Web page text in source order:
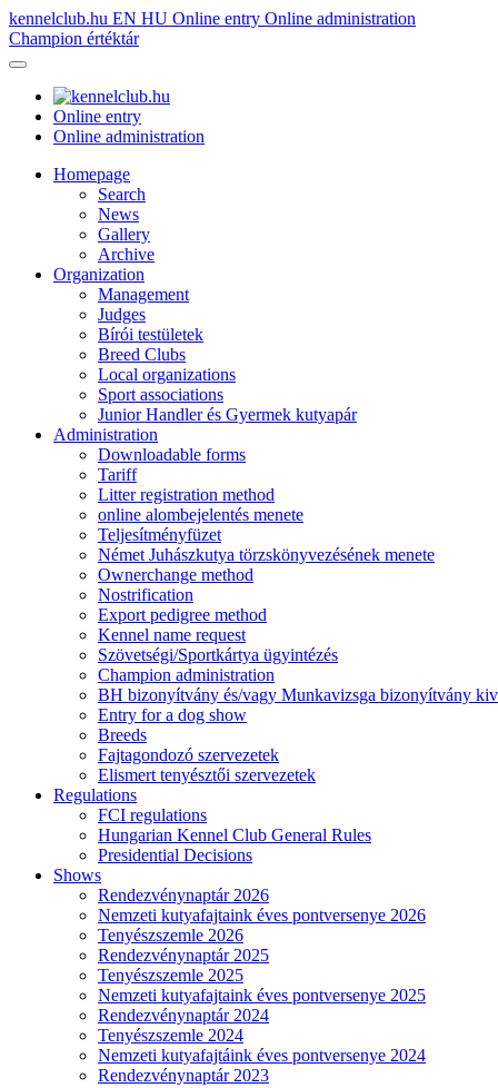
kennelclub.hu EN HU Online entry Online administration
Champion értéktár
Online entry
Online administration
Homepage
Search
News
Gallery
Archive
Organization
Management
Judges
Bírói testületek
Breed Clubs
Local organizations
Sport associations
Junior Handler és Gyermek kutyapár
Administration
Downloadable forms
Tariff
Litter registration method
online alombejelentés menete
Teljesítményfüzet
Német Juhászkutya törzskönyvezésének menete
Ownerchange method
Nostrification
Export pedigree method
Kennel name request
Szövetségi/Sportkártya ügyintézés
Champion administration
BH bizonyítvány és/vagy Munkavizsga bizonyítvány
Entry for a dog show
Breeds
Fajtagondozó szervezetek
Elismert tenyésztői szervezetek
Regulations
FCI regulations
Hungarian Kennel Club General Rules
Presidential Decisions
Shows
Rendezvénynaptár 2026
Nemzeti kutyafajtaink éves pontversenye 2026
Tenyészszemle 2026
Rendezvénynaptár 2025
Tenyészszemle 2025
Nemzeti kutyafajtaink éves pontversenye 2025
Rendezvénynaptár 2024
Tenyészszemle 2024
Nemzeti kutyafajtáink éves pontversenye 2024
Rendezvénynaptár 2023